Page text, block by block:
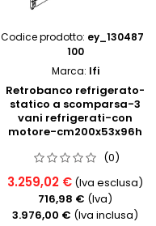
Codice prodotto: ey_130487-
100
Marca: Ifi
Retrobanco refrigerato-
statico a scomparsa-3
vani refrigerati-con
motore-cm200x53x96h
(0)
3.259,02 € (Iva esclusa)
716,98 € (Iva)
3.976,00 € (Iva inclusa)